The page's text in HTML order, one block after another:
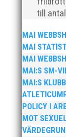
till
MAI
MAI
MAI
MAI:S SM-
MAI:S
POLICY I
MOT
Nu är
saker
från mig
jag uppfattar